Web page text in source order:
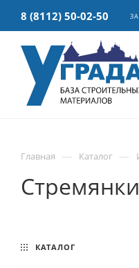
8 (8112) 50-02-50
Главная — Каталог —
Стремянки
КАТАЛОГ